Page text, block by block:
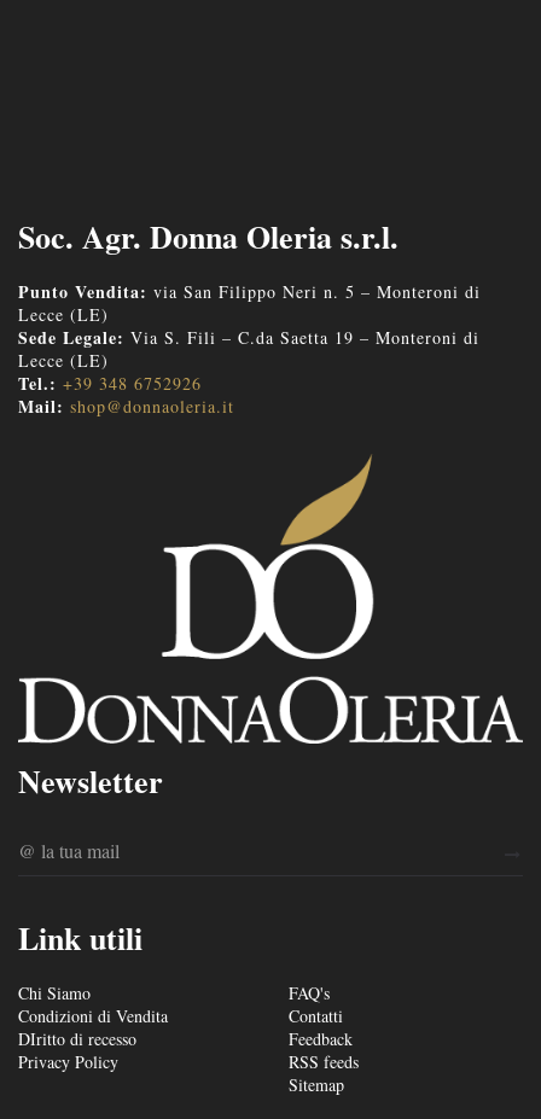
Soc. Agr. Donna Oleria s.r.l.
Punto Vendita: via San Filippo Neri n. 5 – Monteroni di
Lecce (LE)
Sede Legale: Via S. Fili – C.da Saetta 19 – Monteroni di
Lecce (LE)
Tel.: +39 348 6752926
Mail: shop@donnaoleria.it
Newsletter
Link utili
Chi Siamo
Condizioni di Vendita
DIritto di recesso
Privacy Policy
FAQ's
Contatti
Feedback
RSS feeds
Sitemap